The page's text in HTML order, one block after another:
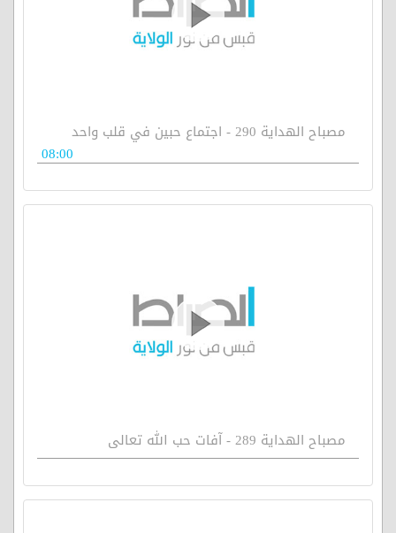
مصباح الهداية 290 - اجتماع حبين في قلب واحد
08:00
مصباح الهداية 289 - آفات حب الله تعالى